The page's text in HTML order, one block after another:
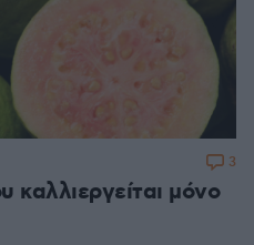
καλλιεργείται μόνο
3